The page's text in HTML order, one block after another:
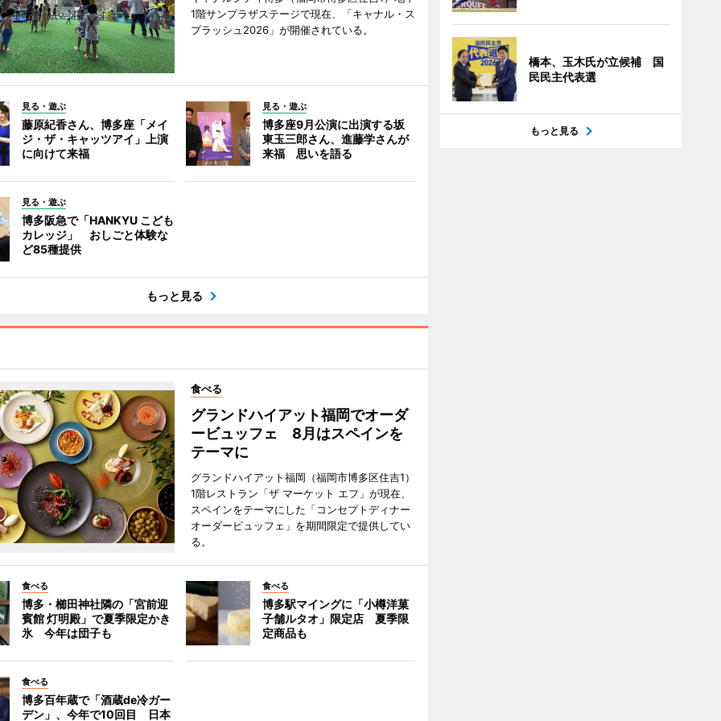
1階サンプラザステージで現在、「キャナル・ス
プラッシュ2026」が開催されている。
見る・遊ぶ
藤原紀香さん、博多座「メイ
ジ・ザ・キャッツアイ」上演
に向けて来福
見る・遊ぶ
博多座9月公演に出演する坂
東玉三郎さん、進藤学さんが
来福 思いを語る
見る・遊ぶ
博多阪急で「HANKYU こども
カレッジ」 おしごと体験な
ど85種提供
もっと見る
食べる
グランドハイアット福岡でオーダ
ービュッフェ 8月はスペインを
テーマに
グランドハイアット福岡（福岡市博多区住吉1）
1階レストラン「ザ マーケット エフ」が現在、
スペインをテーマにした「コンセプトディナー
オーダービュッフェ」を期間限定で提供してい
る。
食べる
博多・櫛田神社隣の「宮前迎
賓館 灯明殿」で夏季限定かき
氷 今年は団子も
食べる
博多駅マイングに「小樽洋菓
子舗ルタオ」限定店 夏季限
定商品も
食べる
博多百年蔵で「酒蔵de冷ガー
デン」、今年で10回目 日本
橋本、玉木氏が立候補 国
民民主代表選
もっと見る